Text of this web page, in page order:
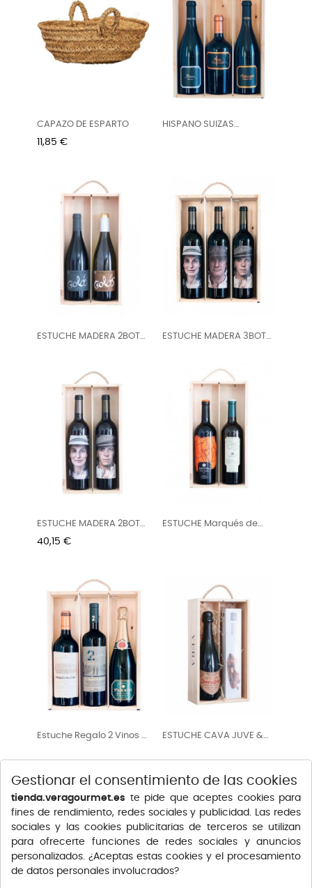
CAPAZO DE ESPARTO
Precio
11,85 €
HISPANO SUIZAS
ESTUCHE MADERA 2BOT
ESTUCHE MADERA 3BOT
ESTUCHE MADERA 2BOT
MATSU -...
Precio
40,15 €
ESTUCHE Marqués de
Estuche Regalo 2 Vinos +
ESTUCHE CAVA JUVE &
Gestionar el consentimiento de las cookies
tienda.veragourmet.es te pide que aceptes cookies para
fines de rendimiento, redes sociales y publicidad. Las redes
sociales y las cookies publicitarias de terceros se utilizan
para ofrecerte funciones de redes sociales y anuncios
personalizados. ¿Aceptas estas cookies y el procesamiento
de datos personales involucrados?